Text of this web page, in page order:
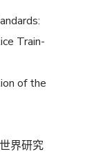
Train-
of the
界研究